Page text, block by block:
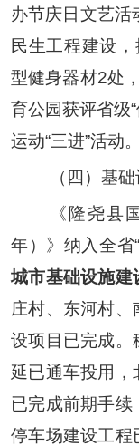
办节庆日文艺活
民生工程建设
型健身器材2处
育公园获评省级“
运动“三进”活动。
（四）基
《隆尧县
年）》纳入全省
城市基础设施建
庄村、 东河村、
设项目已完成。
延已通车投用，
已完成前期手续
停车场建设工程